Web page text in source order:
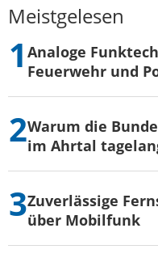
Meistgelesen
Analoge
Feuerwehr und
Warum die
im Ahrtal
Zuverlässige
über Mobilfunk